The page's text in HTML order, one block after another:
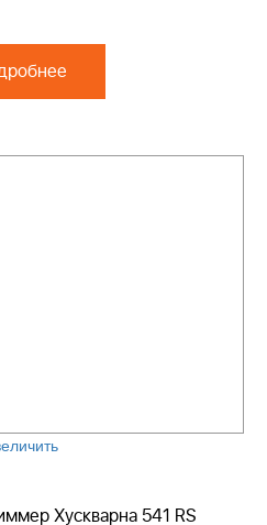
Хускварна 541 RS